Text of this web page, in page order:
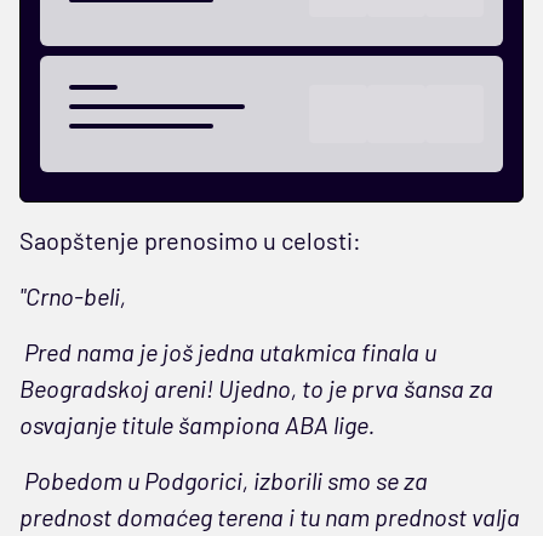
Saopštenje prenosimo u celosti:
"Crno-beli,
Pred nama je još jedna utakmica finala u
Beogradskoj areni! Ujedno, to je prva šansa za
osvajanje titule šampiona ABA lige.
Pobedom u Podgorici, izborili smo se za
prednost domaćeg terena i tu nam prednost valja